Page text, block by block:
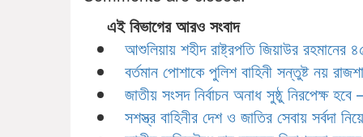
এই বিভাগের আরও সংবাদ
আশুলিয়ায় শহীদ রাষ্ট্রপতি জিয়াউর রহমানের
বর্তমান পোশাকে পুলিশ বাহিনী সন্তুষ্ট নয়
জাতীয় সংসদ নির্বাচন অনাধ সুষ্ঠু নিরপেক্ষ হবে
সশস্ত্র বাহিনীর দেশ ও জাতির সেবায় সর্বদা